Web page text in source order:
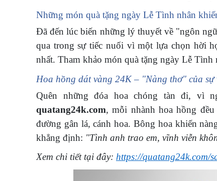
Những món quà tặng ngày Lễ Tình nhân
Đã đến lúc biến những lý thuyết về "ngôn
qua trong sự tiếc nuối vì một lựa chọn hời
nhất. Tham khảo món quà tặng ngày Lễ
Hoa hồng dát vàng 24K – "Nàng thơ" của sự
Quên những đóa hoa chóng tàn đi, vì
quatang24k.com, mỗi nhành hoa hồng
đường gân lá, cánh hoa. Bông hoa khiến
khẳng định: "Tình anh trao em, vĩnh viễn
Xem chi tiết tại đây: https://quatang24k.com/